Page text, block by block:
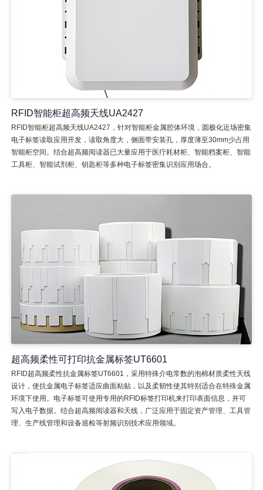
RFID智能柜超高频天线UA2427
RFID智能柜超高频天线UA2427，针对智能柜金属腔体环境，圆极化近场密集
电子标签读取应用开发，读取角度大，侧面带安装孔，厚度薄至30mm少占用
智能柜空间。结合超高频阅读器已大量应用于医疗耗材柜、智能档案柜、智能
工具柜、智能试剂柜、钥匙柜等多种电子标签密集识别应用场合。
超高频柔性可打印抗金属标签UT6601
RFID超高频柔性抗金属标签UT6601，采用特殊介电常数的泡棉材质柔性天线
设计，使抗金属电子标签适应曲面粘贴，以及柔韧性使其特别适合在特殊金属
环境下使用。电子标签可使用专用的RFID标签打印机来打印表面信息，并可
写入电子数据。结合超高频阅读器和天线，广泛应用于固定资产管理、工具管
理、生产线管理和设备巡检等射频识别技术应用领域。